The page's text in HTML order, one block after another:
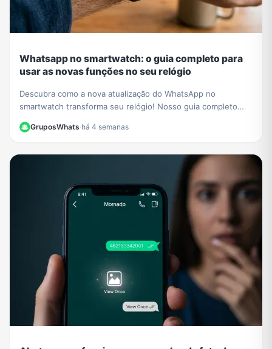
Whatsapp no smartwatch: o guia completo para
usar as novas funções no seu relógio
Descubra como a nova atualização do WhatsApp no
smartwatch transforma seu relógio! Nosso guia completo
GruposWhats·há 4 semanas